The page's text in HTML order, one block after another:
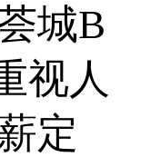
城B
视人
定